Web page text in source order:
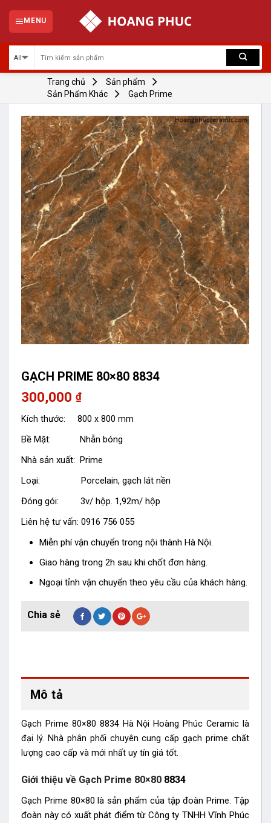
content
MENU
Trang chủ
Sản phẩm
Sản Phẩm Khác
Gạch Prime
GẠCH PRIME 80×80 8834
300,000 ₫
Kích thước: 800 x 800 mm
Bề Mặt: Nhẵn bóng
Nhà sản xuất: Prime
Loại: Porcelain, gạch lát nền
Đóng gói: 3v/ hộp. 1,92m/ hộp
Liên hệ tư vấn: 0916 756 055
Miễn phí vận chuyển trong nội thành Hà Nội.
Giao hàng trong 2h sau khi chốt đơn hàng.
Ngoại tỉnh vận chuyển theo yêu cầu của khách hàng.
Mô tả
Gạch Prime 80×80 8834 Hà Nội Hoàng Phúc Ceramic là
đại lý. Nhà phân phối chuyên cung cấp gạch prime chất
lượng cao cấp và mới nhất uy tín giá tốt.
Giới thiệu về Gạch Prime 80×80 8834
Gạch Prime 80×80 là sản phẩm của tập đoàn Prime. Tập
đoàn này có xuất phát điểm từ Công ty TNHH Vĩnh Phúc